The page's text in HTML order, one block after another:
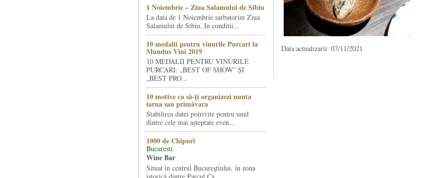
1 Noiembrie – Ziua Salamului de Sibiu
La data de 1 Noiembrie sarbatorim Ziua
Salamului de Sibiu. In conditii...
10 medalii pentru vinurile Purcari la
Mundus Vini 2019
10 MEDALII PENTRU VINURILE
PURCARI: „BEST OF SHOW” ȘI
„BEST PRO...
10 motive ca să-ți organizezi nunta
iarna sau primăvara
Stabilirea datei potrivite pentru unul
dintre cele mai așteptate even...
1000 de Chipuri
Bucuresti
Wine Bar
Situat în centrul Bucureştiului, în zona
Data actualizarii: 07/11/2021